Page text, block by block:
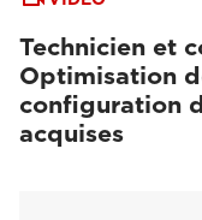
Technicien et
Optimisation
configuration
acquises